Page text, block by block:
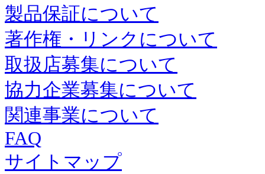
製品保証について
著作権・リンクについて
取扱店募集について
協力企業募集について
関連事業について
FAQ
サイトマップ